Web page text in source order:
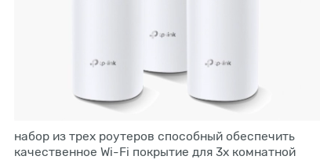
набор из трех роутеров способный обеспечить
качественное Wi-Fi покрытие для 3х комнатной